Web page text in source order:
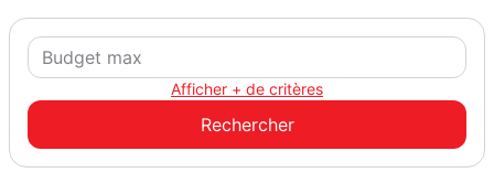
Afficher + de critères